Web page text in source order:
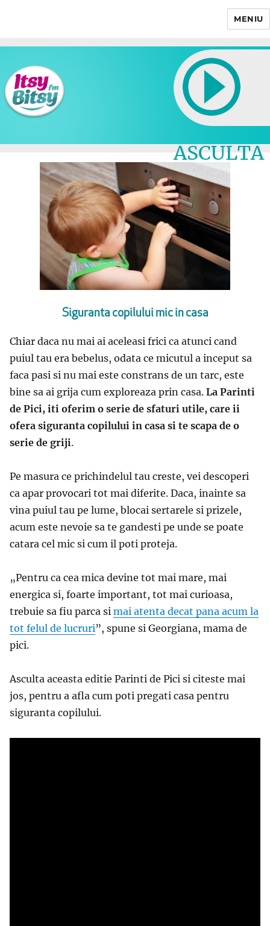
MENIU
ASCULTA
LIVE
Siguranta copilului mic in casa
Chiar daca nu mai ai aceleasi frici ca atunci cand
puiul tau era bebelus, odata ce micutul a inceput sa
faca pasi si nu mai este constrans de un tarc, este
bine sa ai grija cum exploreaza prin casa. La Parinti
de Pici, iti oferim o serie de sfaturi utile, care ii
ofera siguranta copilului in casa si te scapa de o
serie de griji.
Pe masura ce prichindelul tau creste, vei descoperi
ca apar provocari tot mai diferite. Daca, inainte sa
vina puiul tau pe lume, blocai sertarele si prizele,
acum este nevoie sa te gandesti pe unde se poate
catara cel mic si cum il poti proteja.
„Pentru ca cea mica devine tot mai mare, mai
energica si, foarte important, tot mai curioasa,
trebuie sa fiu parca si mai atenta decat pana acum la
tot felul de lucruri”, spune si Georgiana, mama de
pici.
Asculta aceasta editie Parinti de Pici si citeste mai
jos, pentru a afla cum poti pregati casa pentru
siguranta copilului.